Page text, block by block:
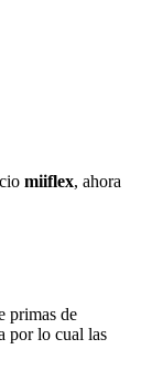
miiflex, ahora
primas de
por lo cual las